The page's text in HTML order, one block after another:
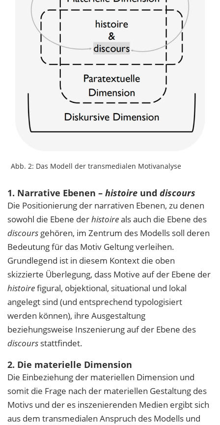
Abb. 2: Das Modell der transmedialen Motivanalyse
1. Narrative Ebenen – histoire und discours
Die Positionierung der narrativen Ebenen, zu denen
sowohl die Ebene derhistoireals auch die Ebene des
discours gehören, im Zentrum des Modells soll deren
Bedeutung für das Motiv Geltung verleihen.
Grundlegend ist in diesem Kontext die oben
skizzierte Überlegung, dass Motive auf der Ebene der
histoirefigural, objektional, situational und lokal
angelegt sind (und entsprechend typologisiert
werden können), ihre Ausgestaltung
beziehungsweise Inszenierung auf der Ebene des
discours stattfindet.
2. Die materielle Dimension
Die Einbeziehung der materiellen Dimension und
somit die Frage nach der materiellen Gestaltung des
Motivs und der es inszenierenden Medien ergibt sich
aus dem transmedialen Anspruch des Modells und